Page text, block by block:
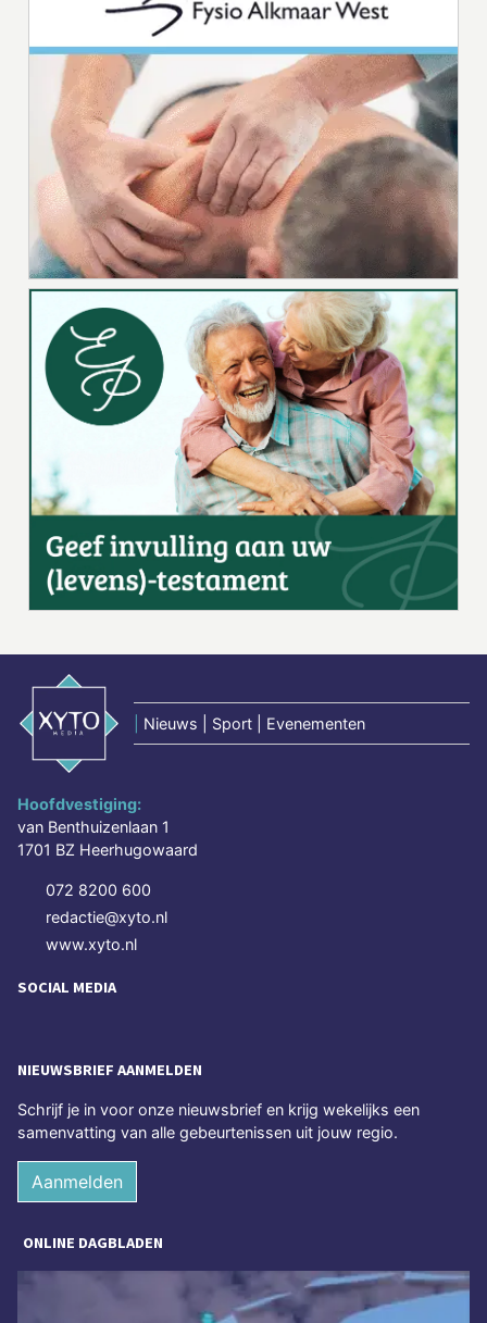
Nieuws | Sport | Evenementen
Hoofdvestiging:
van Benthuizenlaan 1
1701 BZ Heerhugowaard
072 8200 600
redactie@xyto.nl
www.xyto.nl
SOCIAL MEDIA
NIEUWSBRIEF AANMELDEN
Schrijf je in voor onze nieuwsbrief en krijg wekelijks een
samenvatting van alle gebeurtenissen uit jouw regio.
Aanmelden
ONLINE DAGBLADEN